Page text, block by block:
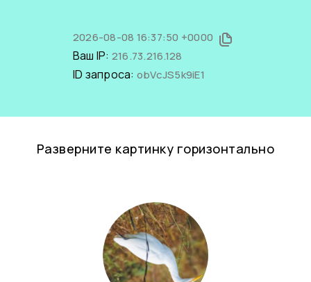
2026-08-08 16:37:50 +0000
Ваш IP: 216.73.216.128
ID запроса: obVcJS5k9iE1
Разверните картинку горизонтально